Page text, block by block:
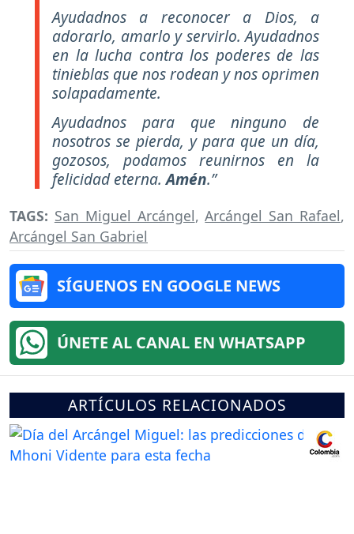
Ayudadnos a reconocer a Dios, a
adorarlo, amarlo y servirlo. Ayudadnos
en la lucha contra los poderes de las
tinieblas que nos rodean y nos oprimen
solapadamente.
Ayudadnos para que ninguno de
nosotros se pierda, y para que un día,
gozosos, podamos reunirnos en la
felicidad eterna.Amén.”
TAGS: San Miguel Arcángel,Arcángel San Rafael,
Arcángel San Gabriel
SÍGUENOS EN GOOGLE NEWS
ÚNETE AL CANAL EN WHATSAPP
ARTÍCULOS RELACIONADOS